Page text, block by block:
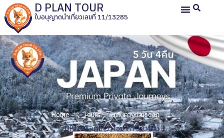
D PLAN TOUR
ใบอนุญาตนำเที่ยวเลขที่ 11/13285
Home Tours
เส้นทาง Unseen
DPJ151-นาโกย่า โอซาก้า 5วัน4คืน